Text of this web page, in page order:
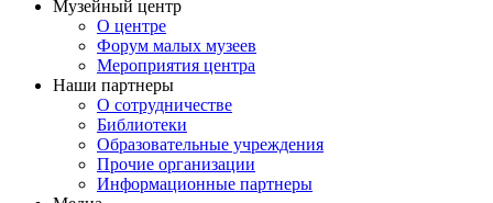
Музейный центр
О центре
Форум малых музеев
Мероприятия центра
Наши партнеры
О сотрудничестве
Библиотеки
Образовательные учреждения
Прочие организации
Информационные партнеры